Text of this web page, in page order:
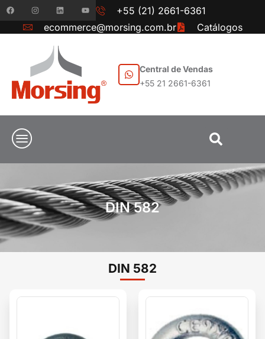
+55 (21) 2661-6361
ecommerce@morsing.com.br
Catálogos
Central de Vendas
+55 21 2661-6361
DIN 582
DIN 582